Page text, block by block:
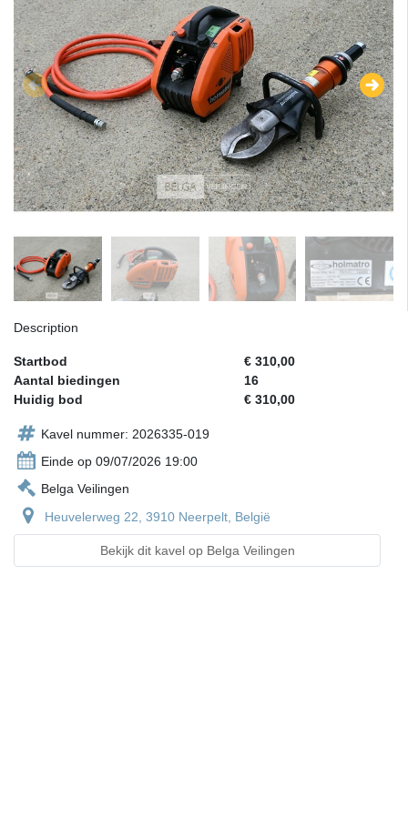
Description
Startbod
€ 310,00
Aantal biedingen
16
Huidig bod
€ 310,00
Kavel nummer: 2026335-019
Einde op 09/07/2026 19:00
Belga Veilingen
Heuvelerweg 22, 3910 Neerpelt, België
Bekijk dit kavel op Belga Veilingen